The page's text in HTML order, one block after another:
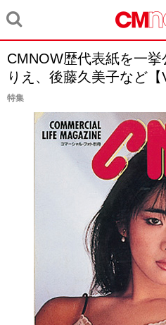
CMNOW歴代表紙を一
りえ、後藤久美子など【
特集